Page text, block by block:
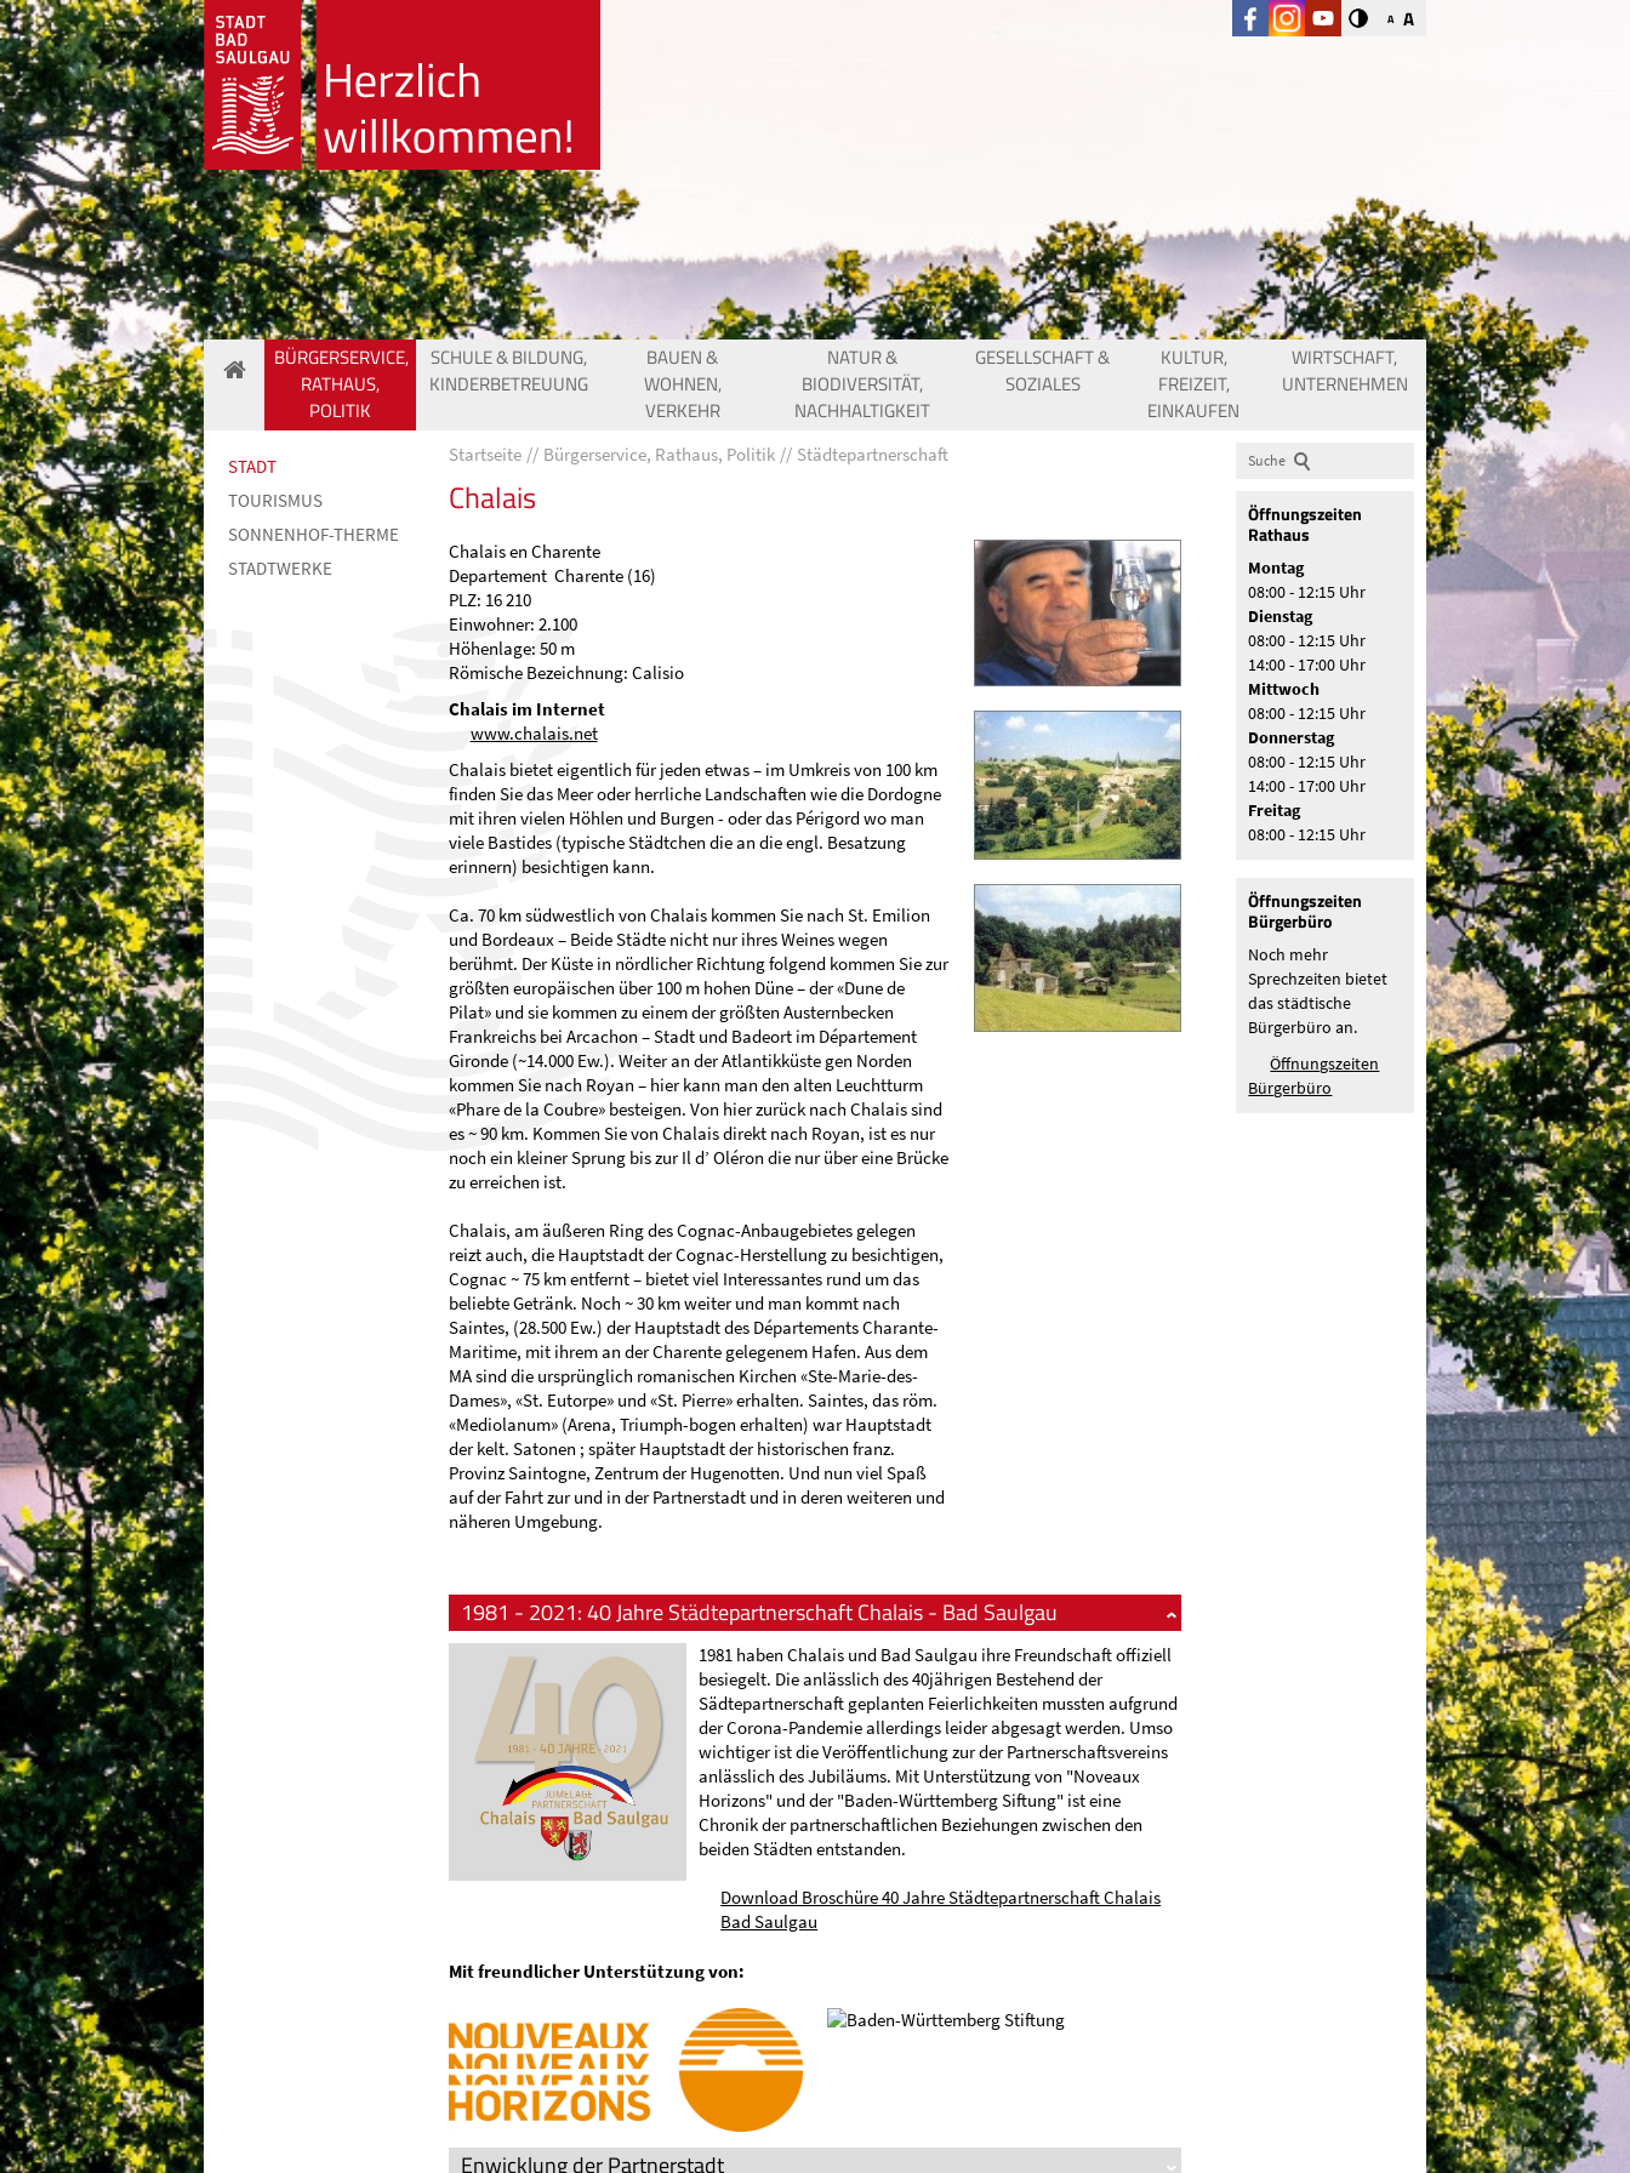
A A
BÜRGERSERVICE,
RATHAUS,
POLITIK
SCHULE & BILDUNG,
KINDERBETREUUNG
BAUEN &
WOHNEN,
VERKEHR
NATUR &
BIODIVERSITÄT,
NACHHALTIGKEIT
GESELLSCHAFT &
SOZIALES
KULTUR,
FREIZEIT,
EINKAUFEN
WIRTSCHAFT,
UNTERNEHMEN
STADT
TOURISMUS
SONNENHOF-THERME
STADTWERKE
Startseite Bürgerservice, Rathaus, Politik Städtepartnerschaft
Chalais
Chalais en Charente
Departement Charente (16)
PLZ: 16 210
Einwohner: 2.100
Höhenlage: 50 m
Römische Bezeichnung: Calisio
Chalais im Internet
www.chalais.net
Chalais bietet eigentlich für jeden etwas – im Umkreis von 100 km
finden Sie das Meer oder herrliche Landschaften wie die Dordogne
mit ihren vielen Höhlen und Burgen - oder das Périgord wo man
viele Bastides (typische Städtchen die an die engl. Besatzung
erinnern) besichtigen kann.
Ca. 70 km südwestlich von Chalais kommen Sie nach St. Emilion
und Bordeaux – Beide Städte nicht nur ihres Weines wegen
berühmt. Der Küste in nördlicher Richtung folgend kommen Sie zur
größten europäischen über 100 m hohen Düne – der «Dune de
Pilat» und sie kommen zu einem der größten Austernbecken
Frankreichs bei Arcachon – Stadt und Badeort im Département
Gironde (~14.000 Ew.). Weiter an der Atlantikküste gen Norden
kommen Sie nach Royan – hier kann man den alten Leuchtturm
«Phare de la Coubre» besteigen. Von hier zurück nach Chalais sind
es ~ 90 km. Kommen Sie von Chalais direkt nach Royan, ist es nur
noch ein kleiner Sprung bis zur Il d’ Oléron die nur über eine Brücke
zu erreichen ist.
Chalais, am äußeren Ring des Cognac-Anbaugebietes gelegen
reizt auch, die Hauptstadt der Cognac-Herstellung zu besichtigen,
Cognac ~ 75 km entfernt – bietet viel Interessantes rund um das
beliebte Getränk. Noch ~ 30 km weiter und man kommt nach
Saintes, (28.500 Ew.) der Hauptstadt des Départements Charante-
Maritime, mit ihrem an der Charente gelegenem Hafen. Aus dem
MA sind die ursprünglich romanischen Kirchen «Ste-Marie-des-
Dames», «St. Eutorpe» und «St. Pierre» erhalten. Saintes, das röm.
«Mediolanum» (Arena, Triumph-bogen erhalten) war Hauptstadt
der kelt. Satonen ; später Hauptstadt der historischen franz.
Provinz Saintogne, Zentrum der Hugenotten. Und nun viel Spaß
auf der Fahrt zur und in der Partnerstadt und in deren weiteren und
näheren Umgebung.
1981 - 2021: 40 Jahre Städtepartnerschaft Chalais - Bad Saulgau
1981 haben Chalais und Bad Saulgau ihre Freundschaft offiziell
besiegelt. Die anlässlich des 40jährigen Bestehend der
Sädtepartnerschaft geplanten Feierlichkeiten mussten aufgrund
der Corona-Pandemie allerdings leider abgesagt werden. Umso
wichtiger ist die Veröffentlichung zur der Partnerschaftsvereins
anlässlich des Jubiläums. Mit Unterstützung von "Noveaux
Horizons" und der "Baden-Württemberg Siftung" ist eine
Chronik der partnerschaftlichen Beziehungen zwischen den
beiden Städten entstanden.
Download Broschüre 40 Jahre Städtepartnerschaft Chalais
Bad Saulgau
Mit freundlicher Unterstützung von:
Enwicklung der Partnerstadt
Suche
Öffnungszeiten
Rathaus
Montag
08:00 - 12:15 Uhr
Dienstag
08:00 - 12:15 Uhr
14:00 - 17:00 Uhr
Mittwoch
08:00 - 12:15 Uhr
Donnerstag
08:00 - 12:15 Uhr
14:00 - 17:00 Uhr
Freitag
08:00 - 12:15 Uhr
Öffnungszeiten
Bürgerbüro
Noch mehr
Sprechzeiten bietet
das städtische
Bürgerbüro an.
Öffnungszeiten
Bürgerbüro